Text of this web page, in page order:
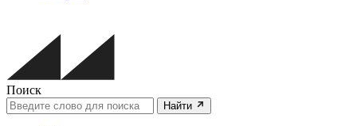
Поиск
Найти